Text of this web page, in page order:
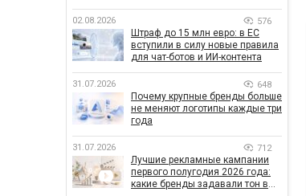
02.08.2026 576
Штраф до 15 млн евро: в ЕС
вступили в силу новые правила
для чат-ботов и ИИ-контента
31.07.2026 648
Почему крупные бренды больше
не меняют логотипы каждые три
года
31.07.2026 712
Лучшие рекламные кампании
первого полугодия 2026 года:
какие бренды задавали тон в